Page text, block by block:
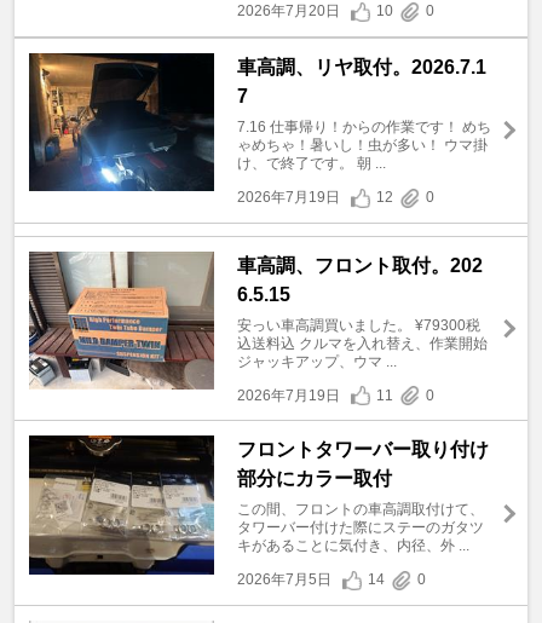
2026年7月20日
10 0
車高調、リヤ取付。2026.7.1
7
7.16 仕事帰り！からの作業です！ めち
ゃめちゃ！暑いし！虫が多い！ ウマ掛
け、で終了です。 朝 ...
2026年7月19日
12 0
車高調、フロント取付。202
6.5.15
安っい車高調買いました。 ¥79300税
込送料込 クルマを入れ替え、作業開始
ジャッキアップ、ウマ ...
2026年7月19日
11 0
フロントタワーバー取り付け
部分にカラー取付
この間、フロントの車高調取付けて、
タワーバー付けた際にステーのガタツ
キがあることに気付き、内径、外 ...
2026年7月5日
14 0